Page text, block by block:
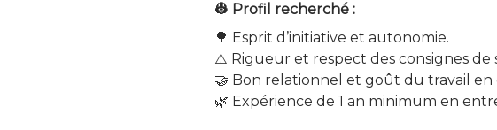
👷 Profil recherché :
🌳 Esprit d’initiative et autonomie.
⚠️ Rigueur et respect des consignes de
🤝 Bon relationnel et goût du travail en
🌿 Expérience de 1 an minimum en